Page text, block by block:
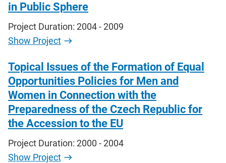
in Public Sphere
Project Duration: 2004 - 2009
Show Project
Topical Issues of the Formation of Equal
Opportunities Policies for Men and
Women in Connection with the
Preparedness of the Czech Republic for
the Accession to the EU
Project Duration: 2000 - 2004
Show Project